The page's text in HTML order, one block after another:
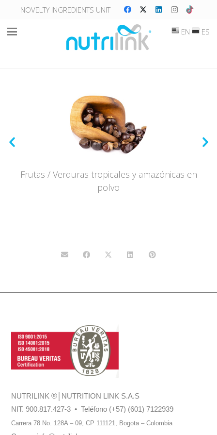
NOVELTY INGREDIENTS UNIT
EN ES
Frutas / Verduras tropicales y amazónicas en
polvo
NUTRILINK ®│NUTRITION LINK S.A.S
NIT. 900.817.427-3 • Teléfono (+57) (601) 7122939
Carrera 78 No. 128A – 09, CP 111121, Bogota – Colombia